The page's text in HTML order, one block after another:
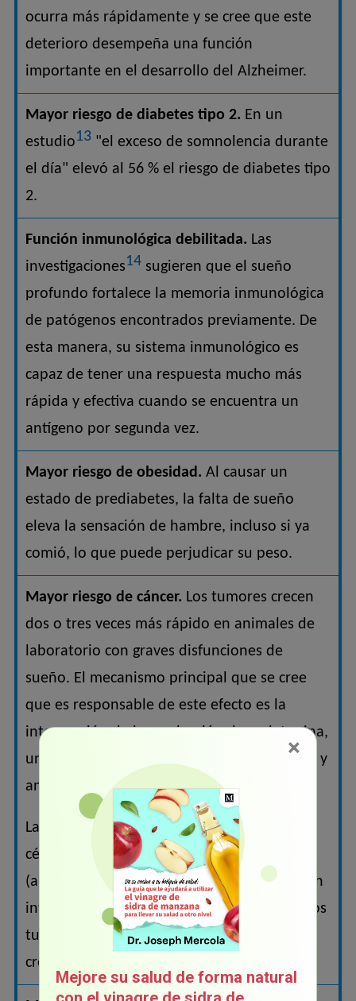
ocurra más rápidamente y se cree que este
deterioro desempeña una función
importante en el desarrollo del Alzheimer.
Mayor riesgo de diabetes tipo 2. En un
estudio13"el exceso de somnolencia durante
el día" elevó al 56 % el riesgo de diabetes tipo
2.
Función inmunológica debilitada. Las
investigaciones14sugieren que el sueño
profundo fortalece la memoria inmunológica
de patógenos encontrados previamente. De
esta manera, su sistema inmunológico es
capaz de tener una respuesta mucho más
rápida y efectiva cuando se encuentra un
antígeno por segunda vez.
Mayor riesgo de obesidad. Al causar un
estado de prediabetes, la falta de sueño
eleva la sensación de hambre, incluso si ya
comió, lo que puede perjudicar su peso.
Mayor riesgo de cáncer. Los tumores crecen
dos o tres veces más rápido en animales de
laboratorio con graves disfunciones de
sueño. El mecanismo principal que se cree
que es responsable de este efecto es la
interrupción de la producción de melatonina,
una hormona con actividades antioxidantes y
anticancerígenas.
La melatonina inhibe la proliferación de las
células cancerígenas y desata la apoptosis
(autodestrucción) de dichas células. También
interfiere con el suministro de sangre que los
tumores requieren para su rápido
crecimiento (angiogénsesis).
×
Mejore su salud de forma natural